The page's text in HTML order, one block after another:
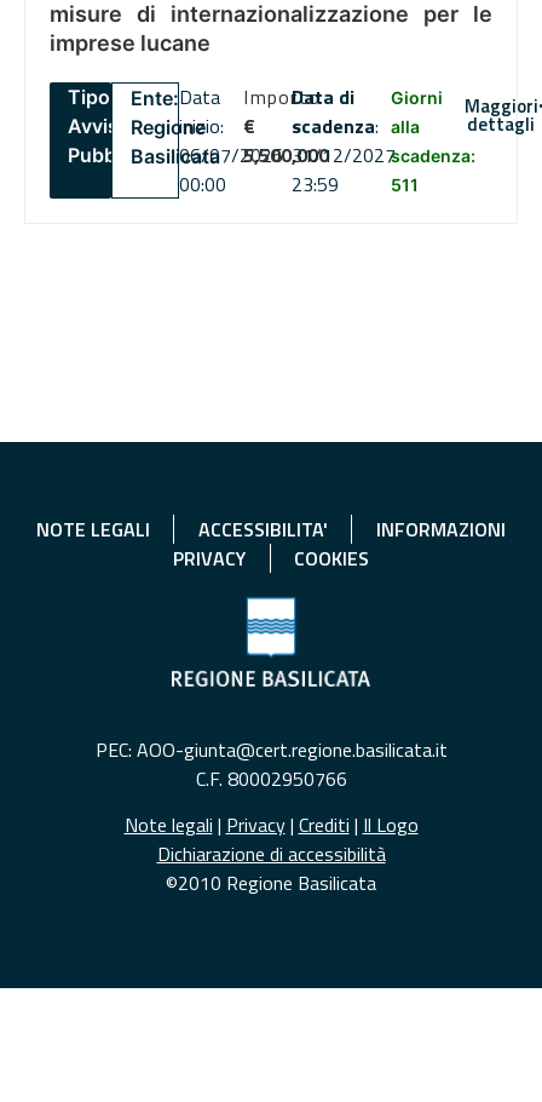
misure di internazionalizzazione per le
imprese lucane
Tipo:
Avviso
Pubblico
Ente:
Regione
Basilicata
Data
inizio:
06/07/2026
00:00
Importo
€
5,500,000
Data di
scadenza:
31/12/2027
23:59
Giorni
alla
scadenza:
511
Maggiori
dettagli
NOTE LEGALI ACCESSIBILITA'
INFORMAZIONI
PRIVACY
COOKIES
PEC: AOO-giunta@cert.regione.basilicata.it
C.F. 80002950766
Note legali | Privacy| Crediti | Il Logo
Dichiarazione di accessibilità
©2010 Regione Basilicata